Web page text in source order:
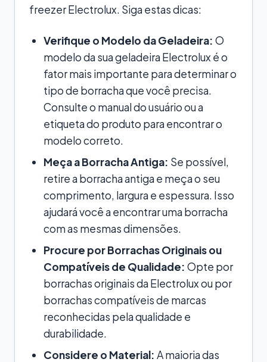
freezer Electrolux. Siga estas dicas:
Verifique o Modelo da Geladeira: O
modelo da sua geladeira Electrolux é o
fator mais importante para determinar o
tipo de borracha que você precisa.
Consulte o manual do usuário ou a
etiqueta do produto para encontrar o
modelo correto.
Meça a Borracha Antiga: Se possível,
retire a borracha antiga e meça o seu
comprimento, largura e espessura. Isso
ajudará você a encontrar uma borracha
com as mesmas dimensões.
Procure por Borrachas Originais ou
Compatíveis de Qualidade: Opte por
borrachas originais da Electrolux ou por
borrachas compatíveis de marcas
reconhecidas pela qualidade e
durabilidade.
Considere o Material: A maioria das